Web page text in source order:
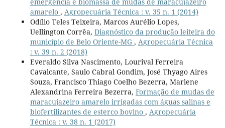
emergência e biomassa de mudas de maracujazeiro
amarelo , Agropecuária Técnica : v. 35 n. 1 (2014)
Odílio Teles Teixeira, Marcos Aurélio Lopes,
Uellington Corrêa, Diagnóstico da produção leiteira do
município de Belo Oriente-MG , Agropecuária Técnica
: v. 39 n. 2 (2018)
Everaldo Silva Nascimento, Lourival Ferreira
Cavalcante, Saulo Cabral Gondim, José Thyago Aires
Souza, Francisco Thiago Coelho Bezerra, Marlene
Alexandrina Ferreira Bezerra, Formação de mudas de
maracujazeiro amarelo irrigadas com águas salinas e
biofertilizantes de esterco bovino , Agropecuária
Técnica : v. 38 n. 1 (2017)